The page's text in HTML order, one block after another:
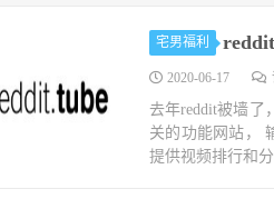
宅男福利
2020-06-17
去年reddit被墙了
关的功能网站，
提供视频排行和